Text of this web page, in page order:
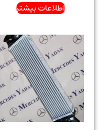
اطلاعات بیشتر